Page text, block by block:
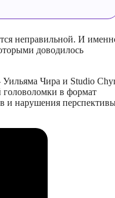
неправильной. И
доводилось
Чира и Studio
головоломки в формат
и нарушения